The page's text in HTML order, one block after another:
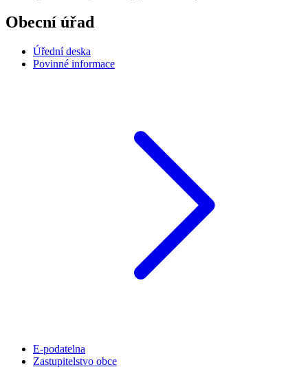
Obecní úřad
Úřední deska
Povinné informace
E-podatelna
Zastupitelstvo obce